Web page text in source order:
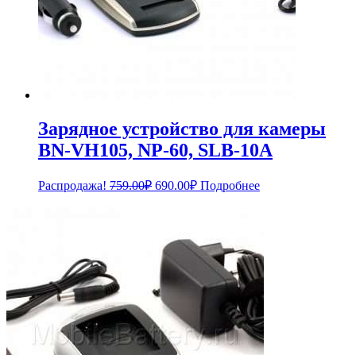
Зарядное устройство для камеры
BN-VH105, NP-60, SLB-10A
Распродажа! 759.00₽ Первоначальная
690.00₽Текущая
Подробнее